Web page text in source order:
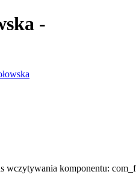
-
wczytywania komponentu: